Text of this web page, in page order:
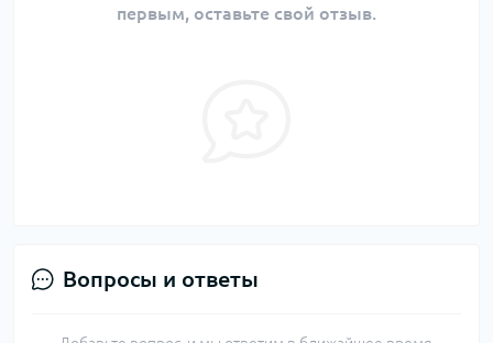
первым, оставьте свой отзыв.
Вопросы и ответы